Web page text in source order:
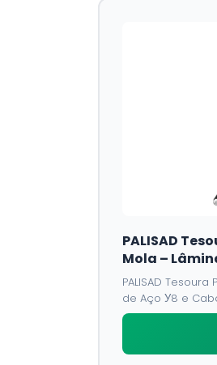
PALISAD
Mola –
PALISAD
de Aço У8 e